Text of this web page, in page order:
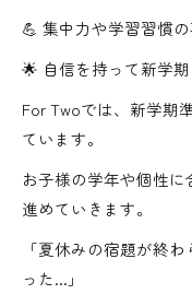
💪 集中力や学習習慣
🌟 自信を持って新学
For Twoでは、新学期
ています。
お子様の学年や個性
進めていきます。
「夏休みの宿題が終
った...」